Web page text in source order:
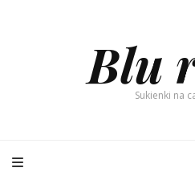
Blu
Sukienki na